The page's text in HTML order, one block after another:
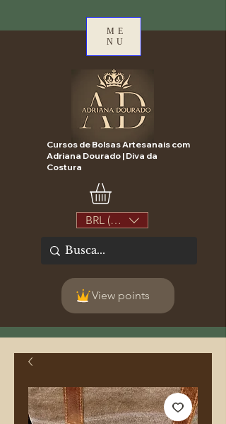
ME
NU
Cursos de Bolsas Artesanais com
Adriana Dourado | Diva da
Costura
BRL (R$)
View points